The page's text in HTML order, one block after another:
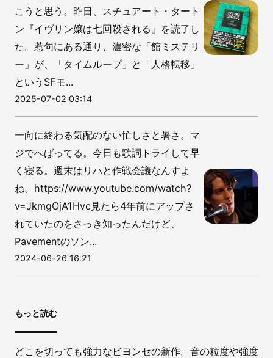
こうと思う。昨日、スチュアート・タート
ン『イヴリン嬢は七回殺される』を読了し
た。惹句にある通り、濃密な「館ミステリ
ー」が、「タイムループ」と「人格転移」
というSFモ...
2025-07-02 03:14
一向に終わる気配のない忙しさと暑さ。マ
ジでへばってる。今日も歌詞トライして早
く寝る。週末はリハと作戦会議なんすよ
ね。https://www.youtube.com/watch?
v=JkmgOjA1Hvc見たら4年前にアップさ
れていたのをさっき知ったんだけど、
Pavementのソン...
2024-06-26 16:21
もっと読む
どこを切っても強力なビヨンセの新作。音の粒度や強度